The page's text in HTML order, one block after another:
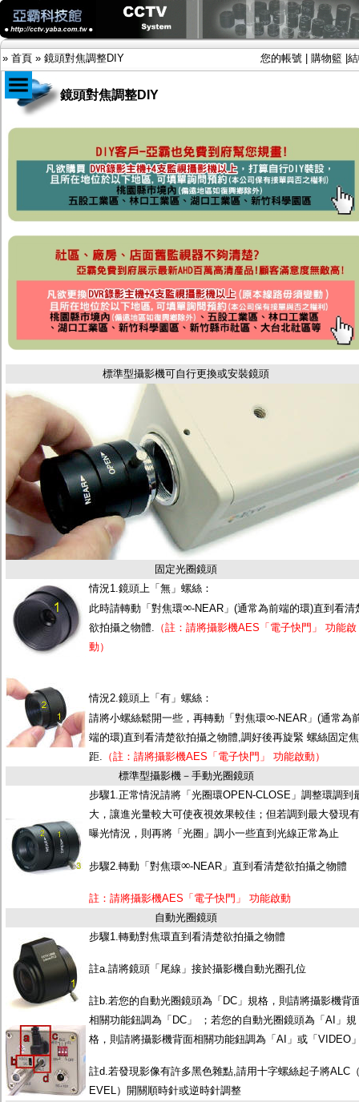
» 首頁 » 鏡頭對焦調整DIY 您的帳號 購物籃
商品目錄
限時促銷特惠專案
IP網路攝影機及錄放影機
AHD DVR數位錄放影機
AHD半球型(適用屋內)
AHD中小型紅外線攝影機(適用騎樓、室內外)
AHD特殊功能型攝影機
旋轉型攝影機.旋轉台
傳統高解析攝影機
投光設備
防護罩及支架
多路攝影機單軸傳輸
監聽器.麥克風
視訊轉換設備
雙絞線傳輸器
雜訊改善器
分配放大器
網路線用水晶頭
網路線
懶人線.同軸線.花線
線頭.插座.延長線.HDMI線
集線盒.防水盒.配線盒
變壓器.避雷器
轉接頭
偽裝嚇阻假監視器. 警示防盜貼紙
行車紀錄器.車用插座配件
電腦工業機殼
客訂商品
鏡頭對焦調整DIY
標準型攝影機可自行更換或安裝鏡頭
固定光圈鏡頭
情況1.鏡頭上「無」螺絲：
此時請轉動「對焦環∞-NEAR」(通常為前端的環)直到看清
欲拍攝之物體. （註：請將攝影機AES「電子快門」 功能啟
動）
情況2.鏡頭上「有」螺絲：
請將小螺絲鬆開一些，再轉動「對焦環∞-NEAR」(通常為
端的環)直到看清楚欲拍攝之物體,調好後再旋緊 螺絲固定焦
距. （註：請將攝影機AES「電子快門」 功能啟動）
標準型攝影機－手動光圈鏡頭
步驟1.正常情況請將「光圈環OPEN-CLOSE」調整環調到
大，讓進光量較大可使夜視效果較佳；但若調到最大發現有
曝光情況，則再將「光圈」調小一些直到光線正常為止
步驟2.轉動「對焦環∞-NEAR」直到看清楚欲拍攝之物體
註：請將攝影機AES「電子快門」 功能啟動
自動光圈鏡頭
步驟1.轉動對焦環直到看清楚欲拍攝之物體
註a.請將鏡頭「尾線」接於攝影機自動光圈孔位
註b.若您的自動光圈鏡頭為「DC」規格，則請將攝影機背
相關功能鈕調為「DC」 ；若您的自動光圈鏡頭為「AI」規
格，則請將攝影機背面相關功能鈕調為「AI」或「VIDEO
註d.若發現影像有許多黑色雜點,請用十字螺絲起子將ALC
EVEL）開關順時針或逆時針調整